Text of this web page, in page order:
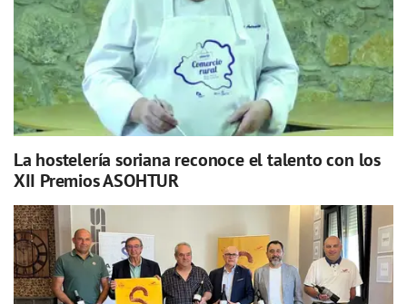
La hostelería soriana reconoce el talento con los
XII Premios ASOHTUR